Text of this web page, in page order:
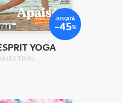
JUSQU'À
-45%
YOGA